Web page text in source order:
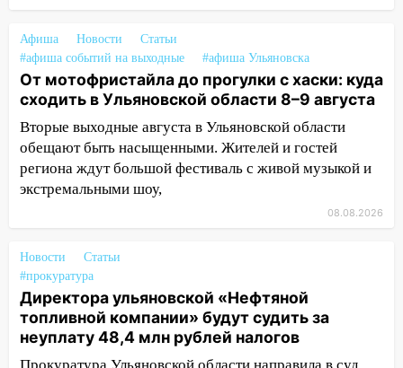
10:11
Директора ульяновской
«Нефтяной топливной компании» будут
судить за неуплату 48,4 млн рублей
налогов
09:28 Дети на дорогах: пострадали
велосипедисты, мотоциклисты и
пешеходы. Обзор крупных аварий в
Ульяновской области
07:50 Какая погоды будет днем 8
августа
06:45 Императорский мост в
Ульяновске останется закрытым до
Афиша Новости
Статьи
#афиша событий на выходные
#афиша Ульяновска
От мотофристайла до прогулки с хаски: куда
сходить в Ульяновской области 8–9 августа
Вторые выходные августа в Ульяновской области
обещают быть насыщенными. Жителей и гостей
региона ждут большой фестиваль с живой музыкой и
экстремальными шоу,
08.08.2026
Новости
Статьи
#прокуратура
Директора ульяновской «Нефтяной
топливной компании» будут судить за
неуплату 48,4 млн рублей налогов